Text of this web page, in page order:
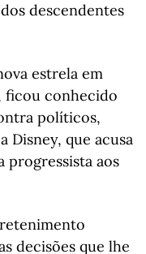
descendentes
estrela em
ficou conhecido
políticos,
Disney, que acusa
progressista aos
decisões que lhe